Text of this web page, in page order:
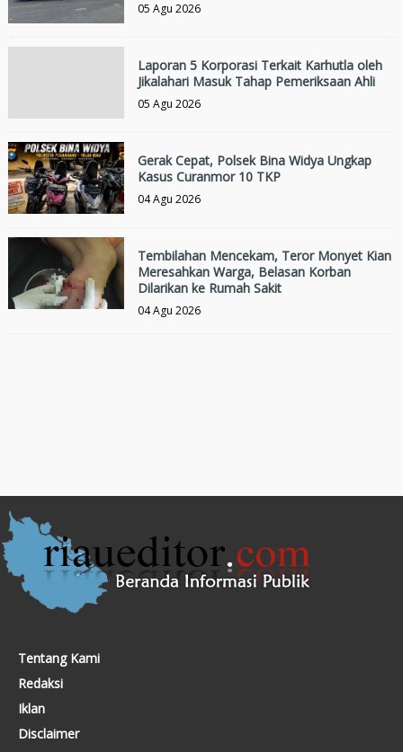
05 Agu 2026
Laporan 5 Korporasi Terkait Karhutla oleh
Jikalahari Masuk Tahap Pemeriksaan Ahli
05 Agu 2026
Gerak Cepat, Polsek Bina Widya Ungkap
Kasus Curanmor 10 TKP
04 Agu 2026
Tembilahan Mencekam, Teror Monyet Kian
Meresahkan Warga, Belasan Korban
Dilarikan ke Rumah Sakit
04 Agu 2026
Tentang Kami
Redaksi
Iklan
Disclaimer